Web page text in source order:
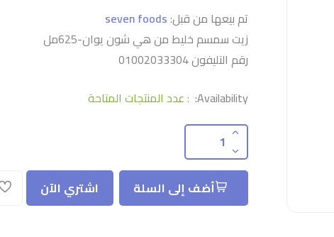
تم بيعها من قبل:seven foods
زيت سمسم خليط من هي شون يوان-625مل
رقم التليفون 01002033304
Availability: : عدد المنتجات المتاحة
أضف إلى السلة اشتري الآن